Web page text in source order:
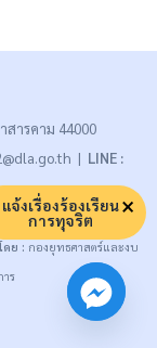
สารคาม 44000
| LINE :
งปลอดภัย|นโยบายคุกกี้
ดย : กองยุทธศาสตร์และงบ
ร
แจ้งเรื่องร้องเรียน
การทุจริต